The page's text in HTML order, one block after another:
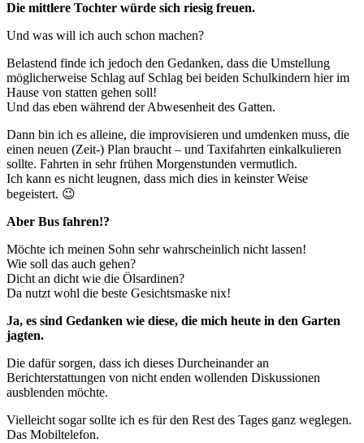
Die mittlere Tochter würde sich riesig freuen.
Und was will ich auch schon machen?
Belastend finde ich jedoch den Gedanken, dass die Umstellung
möglicherweise Schlag auf Schlag bei beiden Schulkindern hier im
Hause von statten gehen soll!
Und das eben während der Abwesenheit des Gatten.
Dann bin ich es alleine, die improvisieren und umdenken muss, die
einen neuen (Zeit-) Plan braucht – und Taxifahrten einkalkulieren
sollte. Fahrten in sehr frühen Morgenstunden vermutlich.
Ich kann es nicht leugnen, dass mich dies in keinster Weise
begeistert. 😉
Aber Bus fahren!?
Möchte ich meinen Sohn sehr wahrscheinlich nicht lassen!
Wie soll das auch gehen?
Dicht an dicht wie die Ölsardinen?
Da nutzt wohl die beste Gesichtsmaske nix!
Ja, es sind Gedanken wie diese, die mich heute in den Garten
jagten.
Die dafür sorgen, dass ich dieses Durcheinander an
Berichterstattungen von nicht enden wollenden Diskussionen
ausblenden möchte.
Vielleicht sogar sollte ich es für den Rest des Tages ganz weglegen.
Das Mobiltelefon.